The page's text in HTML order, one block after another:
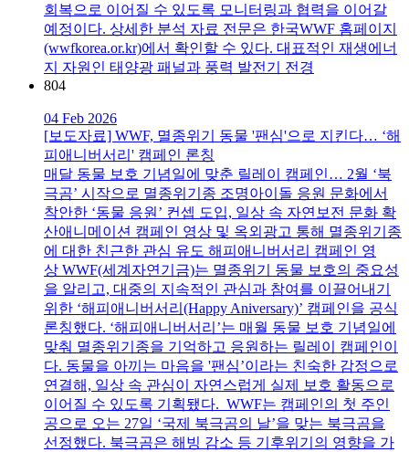
회복으로 이어질 수 있도록 모니터링과 협력을 이어갈
예정이다. 상세한 분석 자료 전문은 한국WWF 홈페이지
(wwfkorea.or.kr)에서 확인할 수 있다. 대표적인 재생에너
지 자원인 태양광 패널과 풍력 발전기 전경
804
04 Feb 2026
[보도자료] WWF, 멸종위기 동물 '팬심'으로 지킨다… ‘해
피애니버서리' 캠페인 론칭
매달 동물 보호 기념일에 맞춘 릴레이 캠페인… 2월 ‘북
극곰’ 시작으로 멸종위기종 조명아이돌 응원 문화에서
착안한 ‘동물 응원’ 컨셉 도입, 일상 속 자연보전 문화 확
산애니메이션 캠페인 영상 및 옥외광고 통해 멸종위기종
에 대한 친근한 관심 유도 해피애니버서리 캠페인 영
상 WWF(세계자연기금)는 멸종위기 동물 보호의 중요성
을 알리고, 대중의 지속적인 관심과 참여를 이끌어내기
위한 ‘해피애니버서리(Happy Aniversary)’ 캠페인을 공식
론칭했다. ‘해피애니버서리’는 매월 동물 보호 기념일에
맞춰 멸종위기종을 기억하고 응원하는 릴레이 캠페인이
다. 동물을 아끼는 마음을 '팬심’이라는 친숙한 감정으로
연결해, 일상 속 관심이 자연스럽게 실제 보호 활동으로
이어질 수 있도록 기획됐다. WWF는 캠페인의 첫 주인
공으로 오는 27일 ‘국제 북극곰의 날’을 맞는 북극곰을
선정했다. 북극곰은 해빙 감소 등 기후위기의 영향을 가